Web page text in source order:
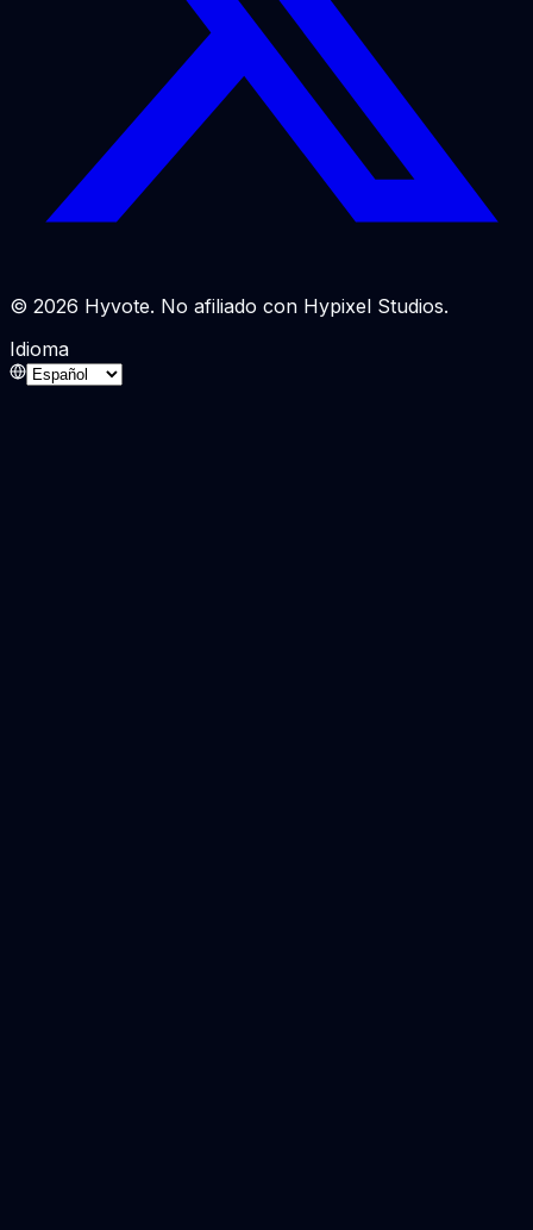
© 2026 Hyvote. No afiliado con Hypixel Studios.
Idioma